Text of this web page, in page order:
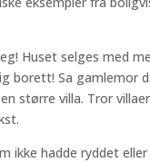
Huset selges med
borett! Sa gamlemor
større villa. Tror
ikke hadde ryddet